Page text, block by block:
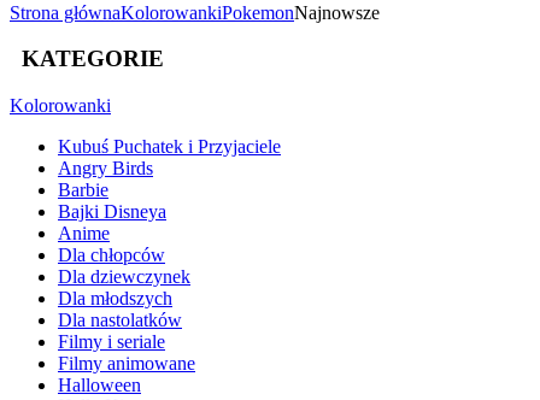
Strona głównaKolorowankiPokemonNajnowsze
KATEGORIE
Kolorowanki
Kubuś Puchatek i Przyjaciele
Angry Birds
Barbie
Bajki Disneya
Anime
Dla chłopców
Dla dziewczynek
Dla młodszych
Dla nastolatków
Filmy i seriale
Filmy animowane
Halloween